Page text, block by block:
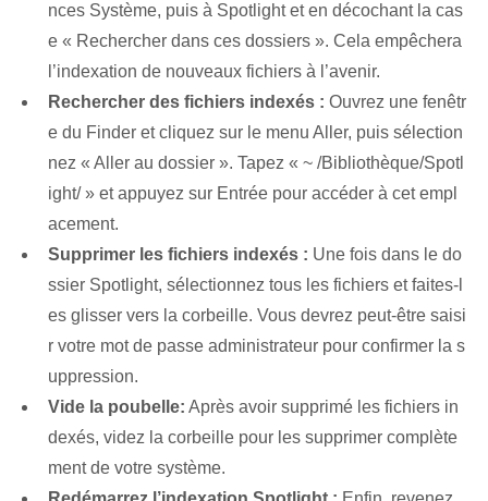
nces Système, puis à Spotlight et en décochant la cas
e « Rechercher dans ces dossiers ». Cela empêchera
l’indexation de nouveaux fichiers à l’avenir.
Rechercher des fichiers indexés : Ouvrez une fenêtr
e du Finder et cliquez sur le menu Aller, puis sélection
nez « Aller au dossier ». Tapez « ~ /Bibliothèque/Spotl
ight/ » et appuyez sur Entrée pour accéder à cet empl
acement.
Supprimer les fichiers indexés : Une fois dans le do
ssier Spotlight, sélectionnez tous les fichiers et faites-l
es glisser vers la corbeille. Vous devrez peut-être saisi
r votre mot de passe administrateur pour confirmer la s
uppression.
Vide la poubelle: Après avoir supprimé les fichiers in
dexés, videz la corbeille pour les supprimer complète
ment de votre système.